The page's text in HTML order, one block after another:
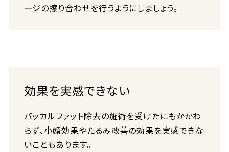
ージの擦り合わせを行うようにしましょう。
効果を実感できない
バッカルファット除去の施術を受けたにもかかわ
らず、小顔効果やたるみ改善の効果を実感できな
いこともあります。